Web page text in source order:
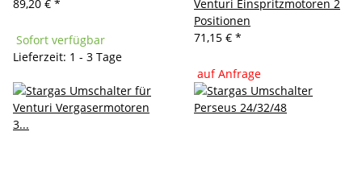
89,20 € *
Sofort verfügbar
Lieferzeit: 1 - 3 Tage
Venturi Einspritzmotoren 2
Positionen
71,15 € *
auf Anfrage